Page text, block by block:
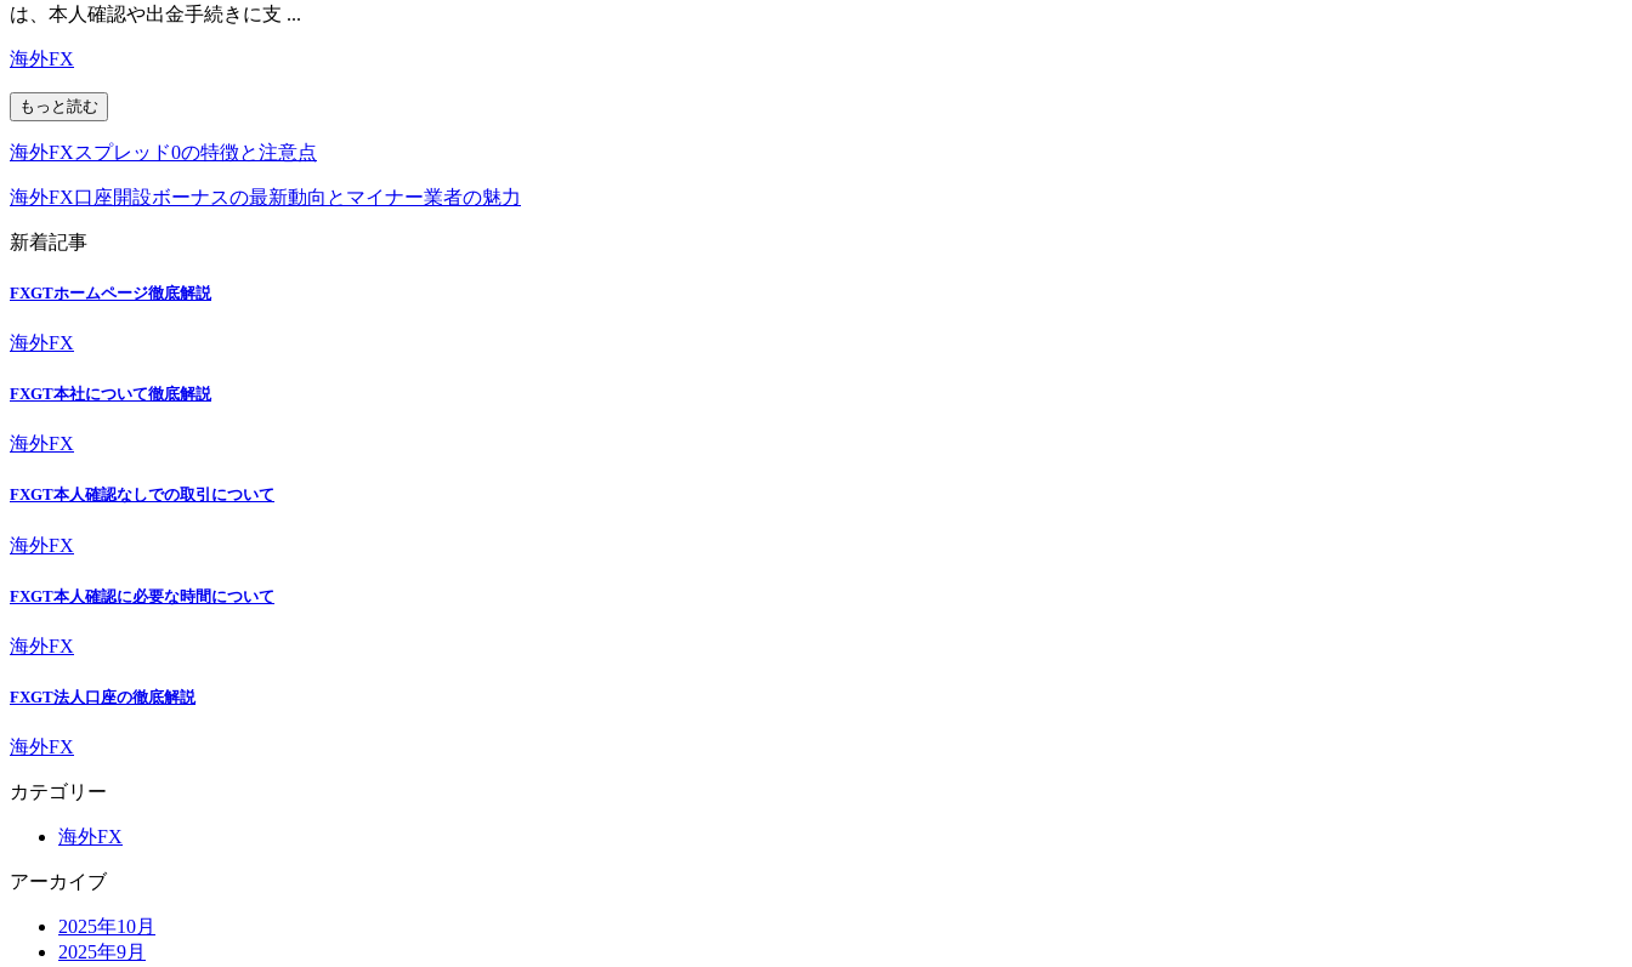
は、本人確認や出金手続きに支 ...
海外FX
もっと読む
海外FXスプレッド0の特徴と注意点
海外FX口座開設ボーナスの最新動向とマイナー業者の魅力
新着記事
FXGTホームページ徹底解説
海外FX
FXGT本社について徹底解説
海外FX
FXGT本人確認なしでの取引について
海外FX
FXGT本人確認に必要な時間について
海外FX
FXGT法人口座の徹底解説
海外FX
カテゴリー
海外FX
アーカイブ
2025年10月
2025年9月